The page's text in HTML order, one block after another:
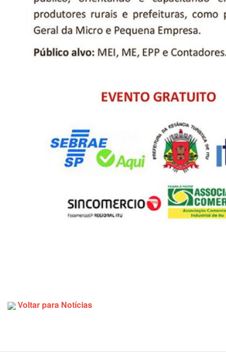
Voltar para Notícias